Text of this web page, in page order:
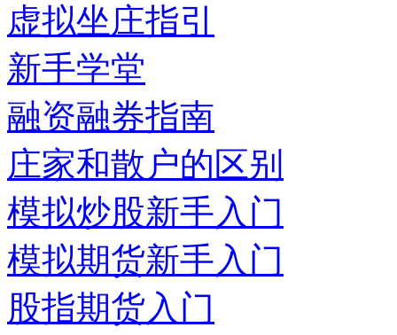
虚拟坐庄指引
新手学堂
融资融券指南
庄家和散户的区别
模拟炒股新手入门
模拟期货新手入门
股指期货入门